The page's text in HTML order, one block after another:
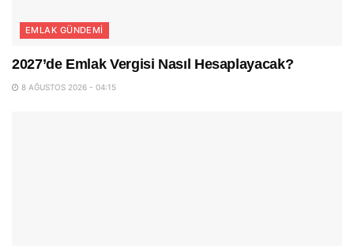
EMLAK GÜNDEMI
2027’de Emlak Vergisi Nasıl Hesaplayacak?
8 AĞUSTOS 2026 - 04:15